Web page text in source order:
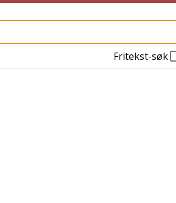
Fritekst-søk